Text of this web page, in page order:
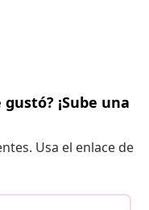
¡Sube una
Usa el enlace de